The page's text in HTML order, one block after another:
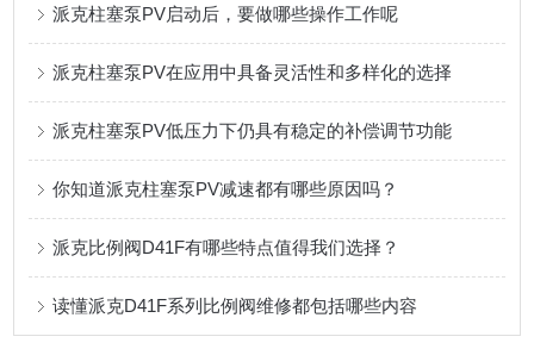
派克柱塞泵PV启动后，要做哪些操作工作呢
派克柱塞泵PV在应用中具备灵活性和多样化的选择
派克柱塞泵PV低压力下仍具有稳定的补偿调节功能
你知道派克柱塞泵PV减速都有哪些原因吗？
派克比例阀D41F有哪些特点值得我们选择？
读懂派克D41F系列比例阀维修都包括哪些内容